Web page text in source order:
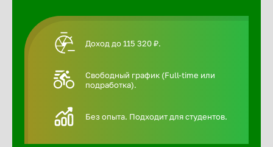
Доход до 115 320 ₽.
Свободный график (Full-time или
подработка).
Без опыта. Подходит для студентов.